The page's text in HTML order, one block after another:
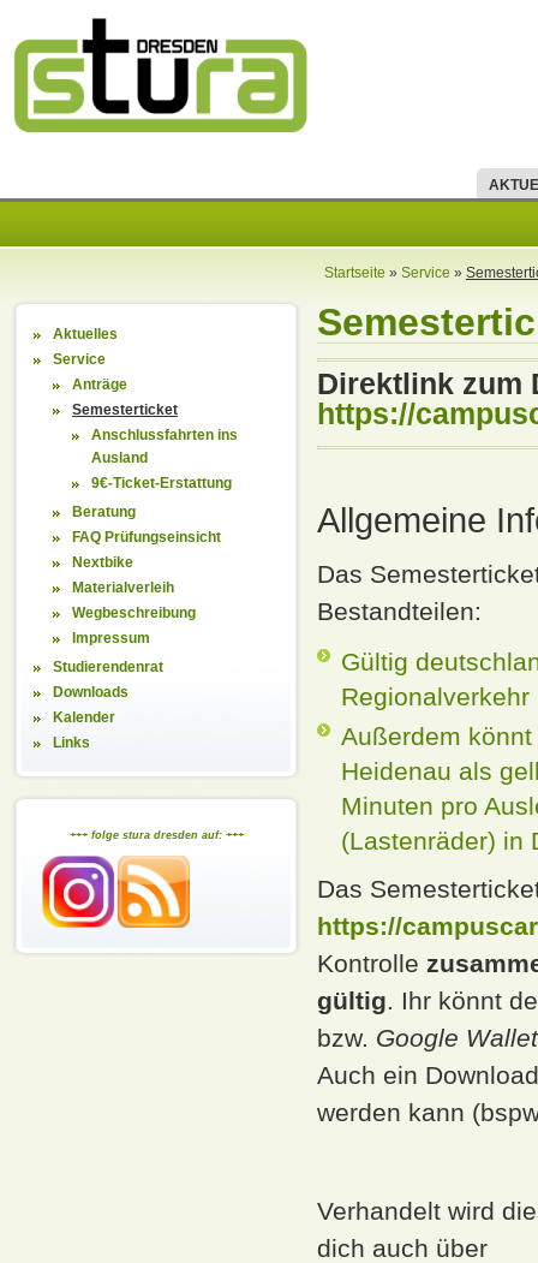
Startseite » Service »
Aktuelles
Service
Anträge
Semesterticket
Anschlussfahrten ins
Ausland
9€-Ticket-Erstattung
Beratung
FAQ Prüfungseinsicht
Nextbike
Materialverleih
Wegbeschreibung
Impressum
Studierendenrat
Downloads
Kalender
Links
+++ folge stura dresden auf: +++
Direktlink zum
https://
Allgemeine
Das
Bestandteilen:
Gültig
Außerdem
Heidenau als
Minuten pro
(Lastenräder) in
Das
https://
Kontrolle
gültig. Ihr könnt
bzw. Google Wallet
Auch ein
werden kann
Verhandelt wird
dich auch über